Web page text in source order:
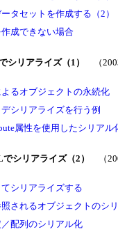
タセットを作成する（2）
成できない場合
シリアライズ（1） （
るオブジェクトの永続化
シリアライズを行う例
属性を使用したシリアル
でシリアライズ（2） （
シリアライズする
されるオブジェクトのシ
配列のシリアル化